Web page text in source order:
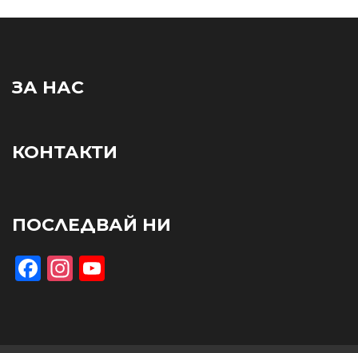
ЗА НАС
КОНТАКТИ
ПОСЛЕДВАЙ НИ
Facebook
Instagram